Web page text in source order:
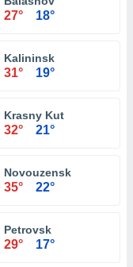
27° 18°
Kalininsk
31° 19°
Krasny Kut
32° 21°
Novouzensk
35° 22°
Petrovsk
29° 17°